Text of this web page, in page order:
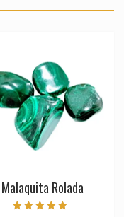
Malaquita Rolada